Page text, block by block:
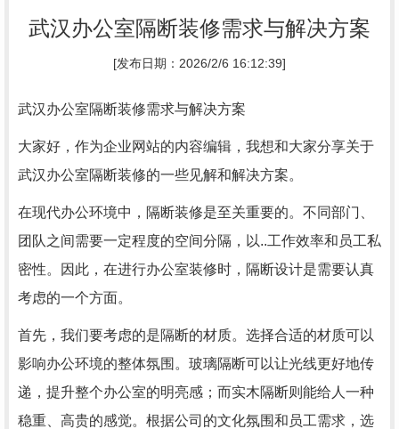
武汉办公室隔断装修需求与解决方案
[发布日期：2026/2/6 16:12:39]
武汉办公室隔断装修需求与解决方案
大家好，作为企业网站的内容编辑，我想和大家分享关于
武汉办公室隔断装修的一些见解和解决方案。
在现代办公环境中，隔断装修是至关重要的。不同部门、
团队之间需要一定程度的空间分隔，以..工作效率和员工私
密性。因此，在进行办公室装修时，隔断设计是需要认真
考虑的一个方面。
首先，我们要考虑的是隔断的材质。选择合适的材质可以
影响办公环境的整体氛围。玻璃隔断可以让光线更好地传
递，提升整个办公室的明亮感；而实木隔断则能给人一种
稳重、高贵的感觉。根据公司的文化氛围和员工需求，选